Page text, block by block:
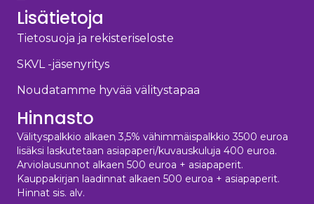
Lisätietoja
Tietosuoja ja rekisteriseloste
SKVL -jäsenyritys
Noudatamme hyvää välitystapaa
Hinnasto
Välityspalkkio alkaen 3,5% vähimmäispalkkio 3500 euroa
lisäksi laskutetaan asiapaperi/kuvauskuluja 400 euroa.
Arviolausunnot alkaen 500 euroa + asiapaperit.
Kauppakirjan laadinnat alkaen 500 euroa + asiapaperit.
Hinnat sis. alv.